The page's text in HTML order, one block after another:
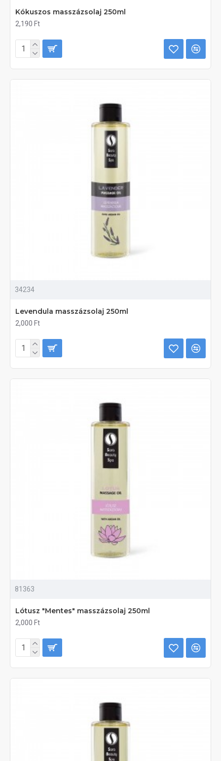
Kókuszos masszázsolaj 250ml
2,190 Ft
34234
Levendula masszázsolaj 250ml
2,000 Ft
81363
Lótusz "Mentes" masszázsolaj 250ml
2,000 Ft